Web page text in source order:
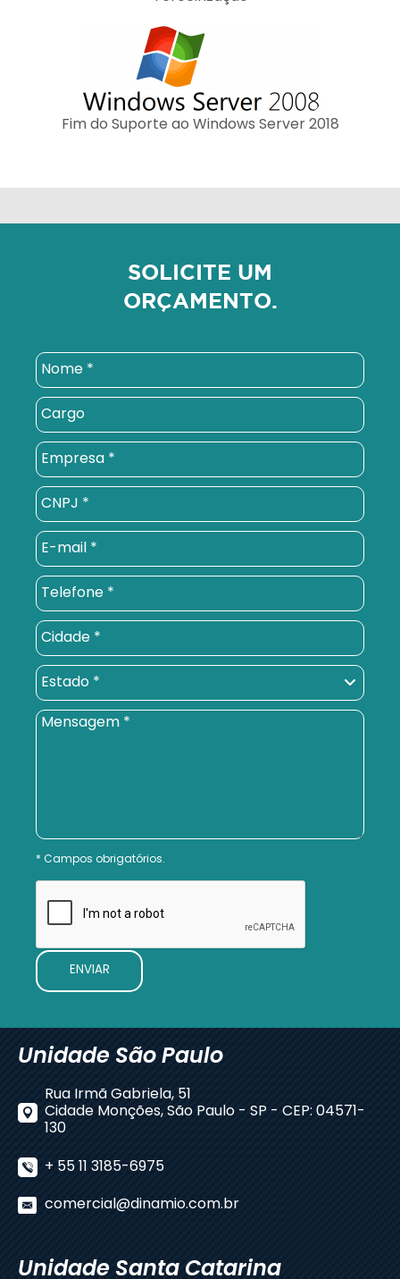
Fim do Suporte ao Windows Server 2018
SOLICITE UM
ORÇAMENTO.
Campos obrigatórios.
Unidade São Paulo
Rua Irmã Gabriela, 51
Cidade Monções, São Paulo - SP - CEP: 04571-
130
+ 55 11 3185-6975
comercial@dinamio.com.br
Unidade Santa Catarina